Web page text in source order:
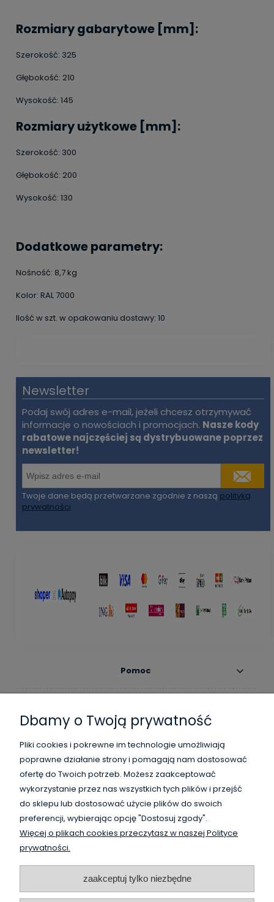
Rozmiary gabarytowe [mm] :
Szerokość: 325
Głębokość: 210
Wysokość: 145
Rozmiary użytkowe [mm]:
Szerokość: 300
Głębokość: 200
Wysokość: 130
Dodatkowe parametry:
Nośność: 8,7 kg
Kolor: RAL 7000
Ilość w szt. w opakowaniu dostawy: 10
Newsletter
Podaj swój adres e-mail, jeżeli chcesz otrzymywać
informacje o nowościach i promocjach. Nasze kody
rabatowe najczęściej są dystrybuowane poprzez
newsletter!
Twoje dane będą przetwarzane zgodnie z naszą polityką
prywatności
Pomoc
Informacje
O nas
WysokiSklad.pl jest własnością firmy Vanguard Poland
www.vanguardpoland.com
Dbamy o Twoją prywatność
Pliki cookies i pokrewne im technologie umożliwiają
poprawne działanie strony i pomagają nam dostosować
ofertę do Twoich potrzeb. Możesz zaakceptować
wykorzystanie przez nas wszystkich tych plików i przejść
do sklepu lub dostosować użycie plików do swoich
preferencji, wybierając opcję "Dostosuj zgody".
Więcej o plikach cookies przeczytasz w naszej Polityce
prywatności.
zaakceptuj tylko niezbędne